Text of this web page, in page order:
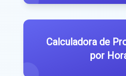
Calculadora de
por